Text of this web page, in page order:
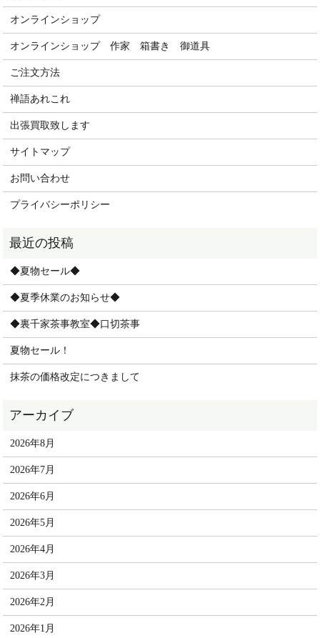
オンラインショップ
オンラインショップ 作家 箱書き 御道具
ご注文方法
禅語あれこれ
出張買取致します
サイトマップ
お問い合わせ
プライバシーポリシー
◆夏物セール◆
◆夏季休業のお知らせ◆
◆裏千家茶事教室◆口切茶事
夏物セール！
抹茶の価格改定につきまして
2026年8月
2026年7月
2026年6月
2026年5月
2026年4月
2026年3月
2026年2月
2026年1月